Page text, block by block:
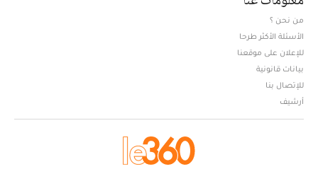
من نحن ؟
الأسئلة الأكثر طرحا
للإعلان على موقعنا
بيانات قانونية
للإتصال بنا
أرشيف